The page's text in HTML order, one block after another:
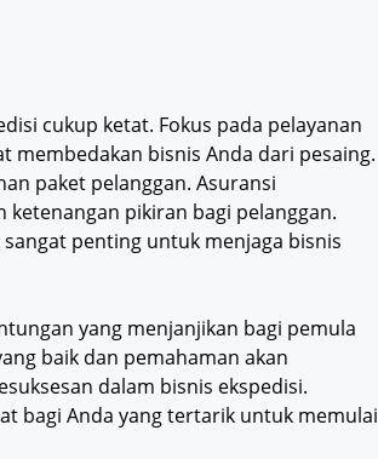
cukup ketat. Fokus pada pelayanan
membedakan bisnis Anda dari pesaing.
paket pelanggan. Asuransi
pikiran bagi pelanggan.
sangat penting untuk menjaga bisnis
yang menjanjikan bagi pemula
baik dan pemahaman akan
dalam bisnis ekspedisi.
bagi Anda yang tertarik untuk memulai